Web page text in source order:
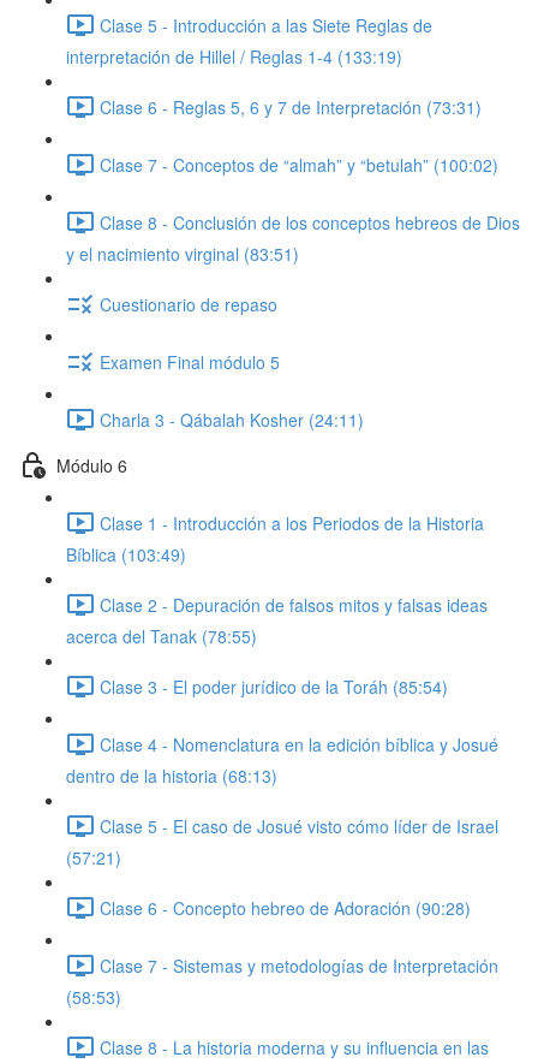
Clase 5 - Introducción a las Siete Reglas de
interpretación de Hillel / Reglas 1-4 (133:19)
Clase 6 - Reglas 5, 6 y 7 de Interpretación (73:31)
Clase 7 - Conceptos de “almah” y “betulah” (100:02)
Clase 8 - Conclusión de los conceptos hebreos de Dios
y el nacimiento virginal (83:51)
Cuestionario de repaso
Examen Final módulo 5
Charla 3 - Qábalah Kosher (24:11)
Módulo 6
Clase 1 - Introducción a los Periodos de la Historia
Bíblica (103:49)
Clase 2 - Depuración de falsos mitos y falsas ideas
acerca del Tanak (78:55)
Clase 3 - El poder jurídico de la Toráh (85:54)
Clase 4 - Nomenclatura en la edición bíblica y Josué
dentro de la historia (68:13)
Clase 5 - El caso de Josué visto cómo líder de Israel
(57:21)
Clase 6 - Concepto hebreo de Adoración (90:28)
Clase 7 - Sistemas y metodologías de Interpretación
(58:53)
Clase 8 - La historia moderna y su influencia en las